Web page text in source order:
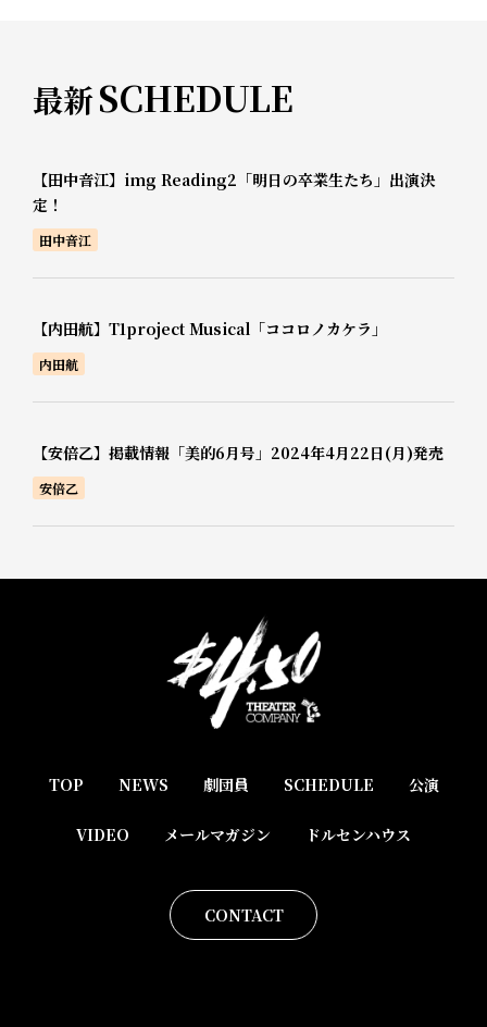
最新SCHEDULE
【田中音江】img Reading2「明日の卒業生たち」出演決
定！
田中音江
【内田航】T1project Musical「ココロノカケラ」
内田航
【安倍乙】掲載情報「美的6月号」2024年4月22日(月)発売
安倍乙
TOP NEWS 劇団員 SCHEDULE 公演
VIDEO メールマガジン ドルセンハウス
CONTACT